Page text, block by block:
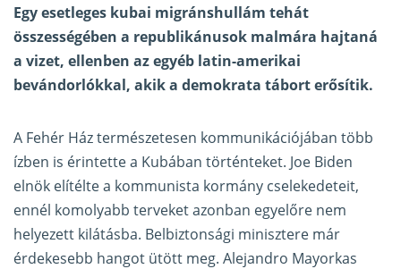
Egy esetleges kubai migránshullám tehát
összességében a republikánusok malmára hajtaná
a vizet, ellenben az egyéb latin-amerikai
bevándorlókkal, akik a demokrata tábort erősítik.
A Fehér Ház természetesen kommunikációjában több
ízben is érintette a Kubában történteket. Joe Biden
elnök elítélte a kommunista kormány cselekedeteit,
ennél komolyabb terveket azonban egyelőre nem
helyezett kilátásba. Belbiztonsági minisztere már
érdekesebb hangot ütött meg. Alejandro Mayorkas